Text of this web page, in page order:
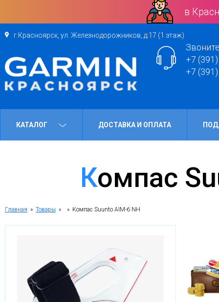
в
г.Красноярск, ул. Железнодорожников, д.17 (1 этаж)
+7
+7
КАТАЛОГ ДОСТАВКА И ОПЛАТА
Компас
Главная » Товары » » Компас Suunto AIM-6 NH